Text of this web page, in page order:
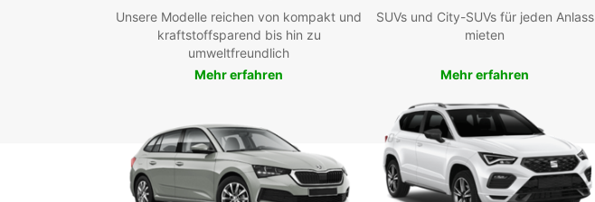
Unsere Modelle reichen von kompakt und
kraftstoffsparend bis hin zu
umweltfreundlich
Mehr erfahren
SUVs und City-SUVs für jeden Anlass
mieten
Mehr erfahren